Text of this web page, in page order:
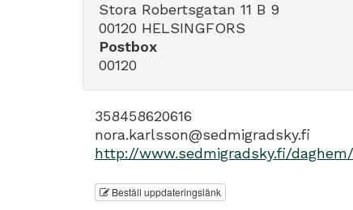
Stora Robertsgatan 11 B 9
00120 HELSINGFORS
Postbox
00120
358458620616
nora.karlsson@sedmigradsky.fi
http://www.sedmigradsky.fi/
Beställ uppdateringslänk